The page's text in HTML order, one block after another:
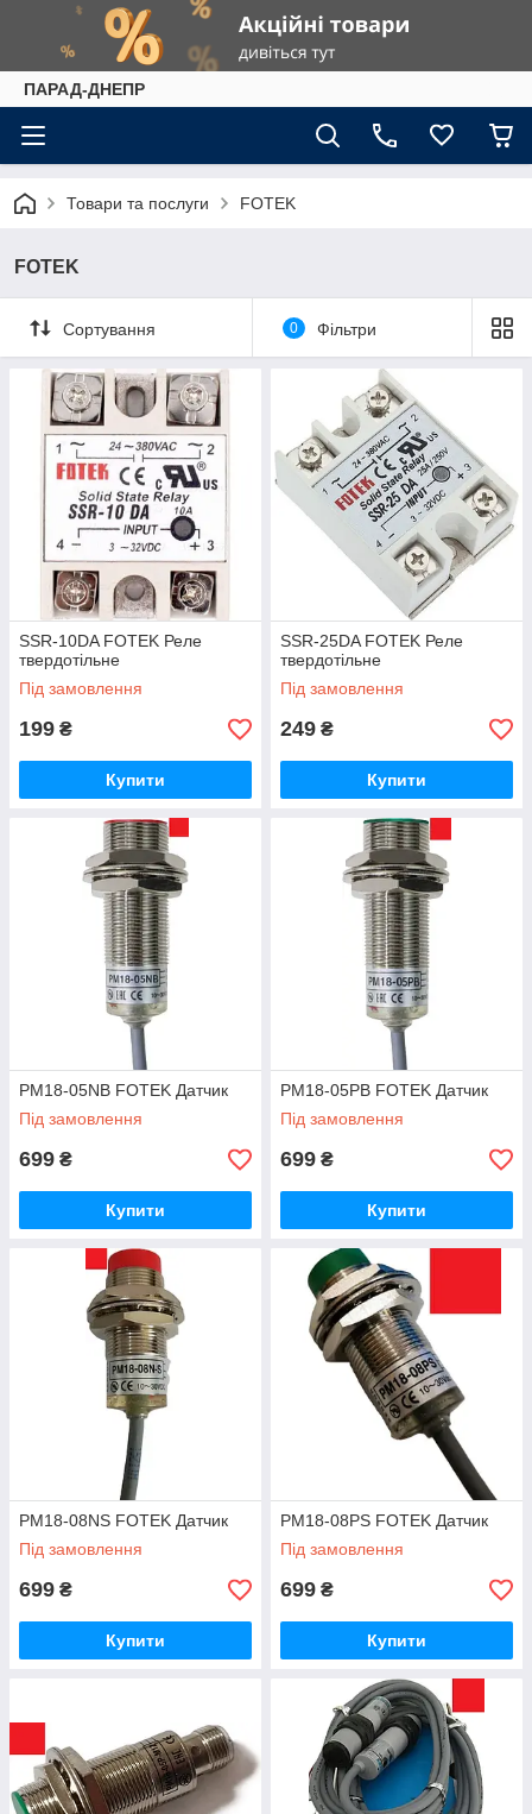
ПАРАД-ДНЕПР
Товари та послуги FOTEK
FOTEK
Сортування 0 Фільтри
SSR-10DA FOTEK Реле
твердотільне
Під замовлення
199 ₴
Купити
SSR-25DA FOTEK Реле
твердотільне
Під замовлення
249 ₴
Купити
PM18-05NB FOTEK Датчик
Під замовлення
699 ₴
Купити
PM18-05PB FOTEK Датчик
Під замовлення
699 ₴
Купити
PM18-08NS FOTEK Датчик
Під замовлення
699 ₴
Купити
PM18-08PS FOTEK Датчик
Під замовлення
699 ₴
Купити